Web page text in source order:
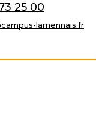
25 00
lamennais.fr